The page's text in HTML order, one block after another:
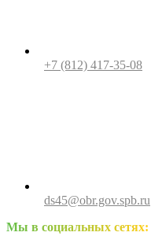
+7 (812) 417-35-08
ds45@obr.gov.spb.ru
Мы в социальных сетях: